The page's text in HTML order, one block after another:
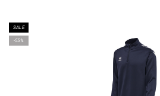
SALE
-55%